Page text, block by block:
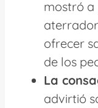
mostró a
ofrecer
de los
La
advirtió